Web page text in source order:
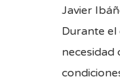
Javier
Durante el
necesidad